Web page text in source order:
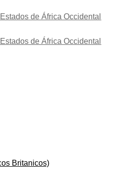
de África Occidental
de África Occidental
Britanicos)